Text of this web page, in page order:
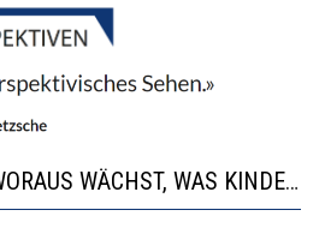
“WIR BEOBACHTEN EINEN REGELRECHTEN STURZFLUG BEI DEN LERNLEISTUNGEN”
DIE VERSTÄRKTE HARMONISIERUNG IM SCHULWESEN VERRINGERT DAS INNOVATIONSPOTENZIAL